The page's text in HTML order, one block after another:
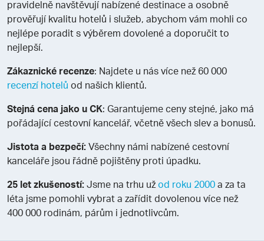
pravidelně navštěvují nabízené destinace a osobně
prověřují kvalitu hotelů i služeb, abychom vám mohli co
nejlépe poradit s výběrem dovolené a doporučit to
nejlepší.
Zákaznické recenze: Najdete u nás více než 60 000
recenzí hotelů od našich klientů.
Stejná cena jako u CK: Garantujeme ceny stejné, jako má
pořádající cestovní kancelář, včetně všech slev a bonusů.
Jistota a bezpečí:Všechny námi nabízené cestovní
kanceláře jsou řádně pojištěny proti úpadku.
25 let zkušeností:Jsme na trhu užod roku 2000a za ta
léta jsme pomohli vybrat a zařídit dovolenou více než
400 000 rodinám, párům i jednotlivcům.